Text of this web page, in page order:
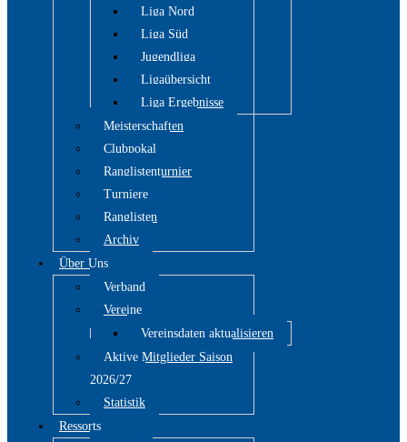
Liga Nord
Liga Süd
Jugendliga
Ligaübersicht
Liga Ergebnisse
Meisterschaften
Clubpokal
Ranglistenturnier
Turniere
Ranglisten
Archiv
Über Uns
Verband
Vereine
Vereinsdaten aktualisieren
Aktive Mitglieder Saison
2026/27
Statistik
Ressorts